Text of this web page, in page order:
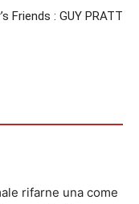
Friends : GUY PRATT
rifarne una come